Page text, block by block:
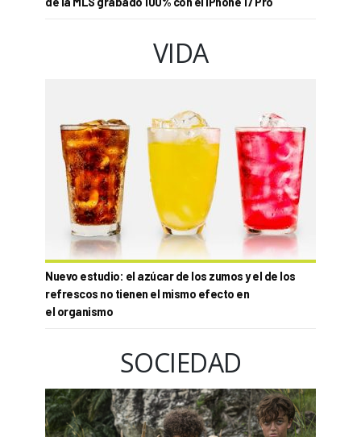
VIDA
Nuevo estudio: el azúcar de los zumos y el de los
refrescos no tienen el mismo efecto en
el organismo
SOCIEDAD